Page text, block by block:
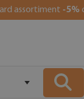
assortiment -5%